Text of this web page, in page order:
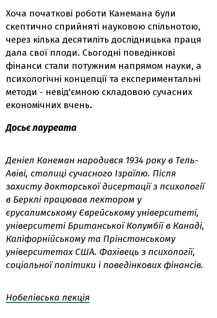
Хоча початкові роботи Канемана були
скептично сприйняті науковою спільнотою,
через кілька десятиліть дослідницька праця
дала свої плоди. Сьогодні поведінкові
фінанси стали потужним напрямом науки, а
психологічні концепції та експериментальні
методи - невід'ємною складовою сучасних
економічних вчень.
Досьє лауреата
Деніел Канеман народився 1934 року в Тель-
Авіві, столиці сучасного Ізраїлю. Після
захисту докторської дисертації з психології
в Берклі працював лектором у
єрусалимському Єврейському університеті,
університеті Британської Колумбії в Канаді,
Каліфорнійському та Прінстонському
університетах США. Фахівець з психології,
соціальної політики і поведінкових фінансів.
Нобелівська лекція